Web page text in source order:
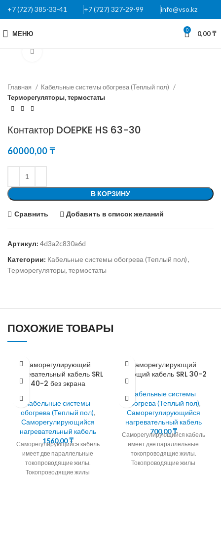
+7 (727) 385-33-41 +7 (727) 327-29-99 info@vso.kz
МЕНЮ 0 0,00₸
Главная
Кабельные системы обогрева (Теплый пол)
Терморегуляторы, термостаты
Контактор DOEPKE HS 63-30
60000,00₸
В КОРЗИНУ
Сравнить Добавить в список желаний
Артикул: 4d3a2c830a6d
Категории: Кабельные системы обогрева (Теплый пол),
Терморегуляторы, термостаты
ПОХОЖИЕ ТОВАРЫ
Саморегулирующий
нагревательный кабель SRL
40-2 без экрана
Кабельные системы
обогрева (Теплый пол),
Саморегулирующийся
нагревательный кабель
1560,00₸
Саморегулирующийся кабель
имеет две параллельные
токопроводящие жилы.
Токопроводящие жилы
Саморегулирующий
греющий кабель SRL 30-2
Кабельные системы
обогрева (Теплый пол),
Саморегулирующийся
нагревательный кабель
700,00₸
Саморегулирующийся кабель
имеет две параллельные
токопроводящие жилы.
Токопроводящие жилы